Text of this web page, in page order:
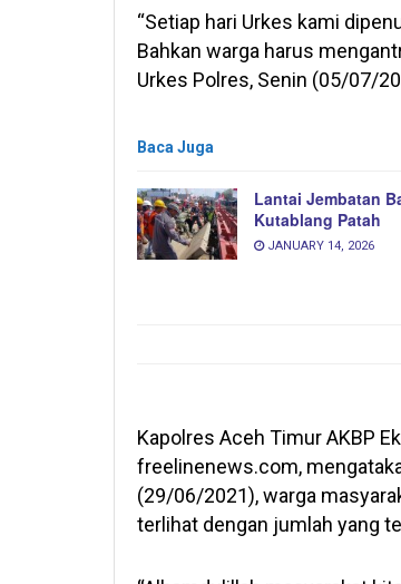
“Setiap hari Urkes kami
Bahkan warga harus
Urkes Polres, Senin (05/07/
Baca Juga
Lantai Jembatan
Kutablang Patah
JANUARY 14, 2026
Kapolres Aceh Timur AKBP
freelinenews.com,
(29/06/2021), warga
terlihat dengan jumlah yang